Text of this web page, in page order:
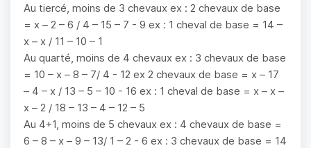
Au tiercé, moins de 3 chevaux ex : 2 chevaux de base
= x – 2 – 6 / 4 – 15 – 7 - 9 ex : 1 cheval de base = 14 –
x – x / 11 – 10 – 1
Au quarté, moins de 4 chevaux ex : 3 chevaux de base
= 10 – x – 8 – 7/ 4 - 12 ex 2 chevaux de base = x – 17
– 4 – x / 13 – 5 – 10 - 16 ex : 1 cheval de base = x – x –
x – 2 / 18 – 13 – 4 – 12 – 5
Au 4+1, moins de 5 chevaux ex : 4 chevaux de base =
6 – 8 – x – 9 – 13/ 1 – 2 - 6 ex : 3 chevaux de base = 14